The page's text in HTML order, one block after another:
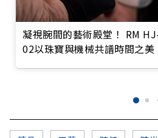
凝視腕間的藝術殿堂！ RM HJ-
02以珠寶與機械共譜時間之美